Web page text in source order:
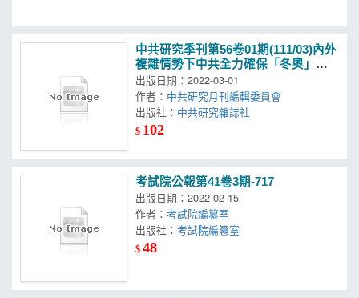
中共研究季刊第56卷01期(111/03)內外
複雜情勢下中共全力確保「冬奧」、
「兩會」順利進行
出版日期：2022-03-01
作者： 中共研究月刊編輯委員會
出版社：
$ 102
考試院公報第41卷3期-717
出版日期：2022-02-15
作者：考試院編纂室
出版社：
$48